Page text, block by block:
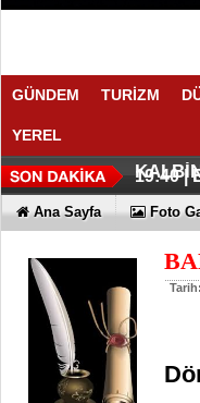
GÜNDEM TURİZM
YEREL
19:53 |
19:50 |
19:40 |
19:31 |
18:05 |
17:59 |
17:54 |
07:03 |
07:01 |
Ana Sayfa Foto
Tarih: